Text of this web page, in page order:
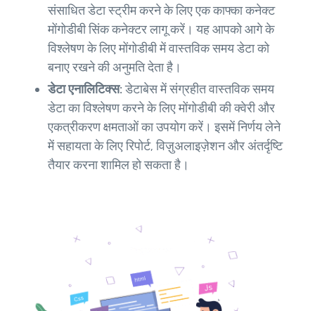
संसाधित डेटा स्ट्रीम करने के लिए एक काफ्का कनेक्ट
मोंगोडीबी सिंक कनेक्टर लागू करें। यह आपको आगे के
विश्लेषण के लिए मोंगोडीबी में वास्तविक समय डेटा को
बनाए रखने की अनुमति देता है।
डेटा एनालिटिक्स:डेटाबेस में संग्रहीत वास्तविक समय
डेटा का विश्लेषण करने के लिए मोंगोडीबी की क्वेरी और
एकत्रीकरण क्षमताओं का उपयोग करें। इसमें निर्णय लेने
में सहायता के लिए रिपोर्ट, विज़ुअलाइज़ेशन और अंतर्दृष्टि
तैयार करना शामिल हो सकता है।